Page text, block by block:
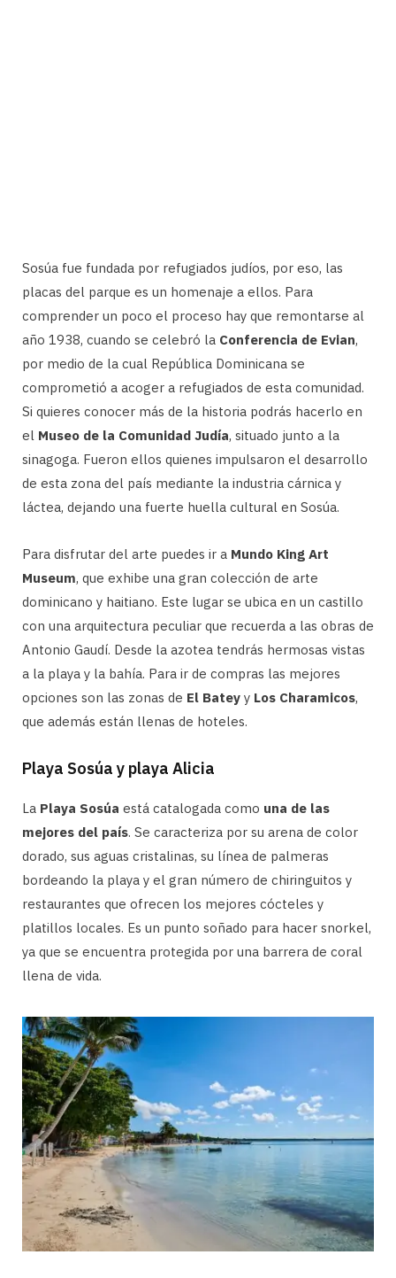
Sosúa fue fundada por refugiados judíos, por eso, las
placas del parque es un homenaje a ellos. Para
comprender un poco el proceso hay que remontarse al
año 1938, cuando se celebró la Conferencia de Evian,
por medio de la cual República Dominicana se
comprometió a acoger a refugiados de esta comunidad.
Si quieres conocer más de la historia podrás hacerlo en
el Museo de la Comunidad Judía, situado junto a la
sinagoga. Fueron ellos quienes impulsaron el desarrollo
de esta zona del país mediante la industria cárnica y
láctea, dejando una fuerte huella cultural en Sosúa.
Para disfrutar del arte puedes ir a Mundo King Art
Museum, que exhibe una gran colección de arte
dominicano y haitiano. Este lugar se ubica en un castillo
con una arquitectura peculiar que recuerda a las obras de
Antonio Gaudí. Desde la azotea tendrás hermosas vistas
a la playa y la bahía. Para ir de compras las mejores
opciones son las zonas de El Batey y Los Charamicos,
que además están llenas de hoteles.
Playa Sosúa y playa Alicia
La Playa Sosúa está catalogada como una de las
mejores del país. Se caracteriza por su arena de color
dorado, sus aguas cristalinas, su línea de palmeras
bordeando la playa y el gran número de chiringuitos y
restaurantes que ofrecen los mejores cócteles y
platillos locales. Es un punto soñado para hacer snorkel,
ya que se encuentra protegida por una barrera de coral
llena de vida.